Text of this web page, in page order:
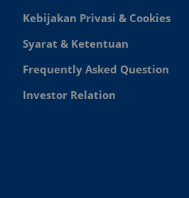
Kebijakan Privasi & Cookies
Syarat & Ketentuan
Frequently Asked Question
Investor Relation